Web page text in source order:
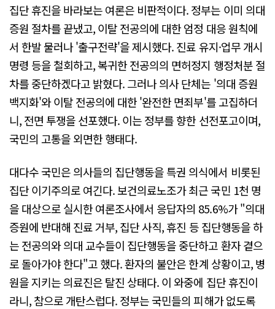
집단 휴진을 바라보는 여론은 비판적이다. 정부는 이미 의대
증원 절차를 끝냈고, 이탈 전공의에 대한 엄정 대응 원칙에
서 한발 물러나 '출구전략'을 제시했다. 진료 유지·업무 개시
명령 등을 철회하고, 복귀한 전공의의 면허정지 행정처분 절
차를 중단하겠다고 밝혔다. 그러나 의사 단체는 '의대 증원
백지화'와 이탈 전공의에 대한 '완전한 면죄부'를 고집하더
니, 전면 투쟁을 선포했다. 이는 정부를 향한 선전포고이며,
국민의 고통을 외면한 행태다.
대다수 국민은 의사들의 집단행동을 특권 의식에서 비롯된
집단 이기주의로 여긴다. 보건의료노조가 최근 국민 1천 명
을 대상으로 실시한 여론조사에서 응답자의 85.6%가 "의대
증원에 반대해 진료 거부, 집단 사직, 휴진 등 집단행동을 하
는 전공의와 의대 교수들이 집단행동을 중단하고 환자 곁으
로 돌아가야 한다"고 했다. 환자의 불안은 한계 상황이고, 병
원을 지키는 의료진은 탈진 상태다. 이 와중에 집단 휴진이
라니, 참으로 개탄스럽다. 정부는 국민들의 피해가 없도록